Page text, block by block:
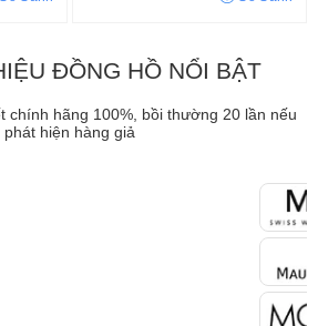
ĐỒNG HỒ NỔI BẬT
chính hãng 100%, bồi thường 20 lần nếu
phát hiện hàng giả